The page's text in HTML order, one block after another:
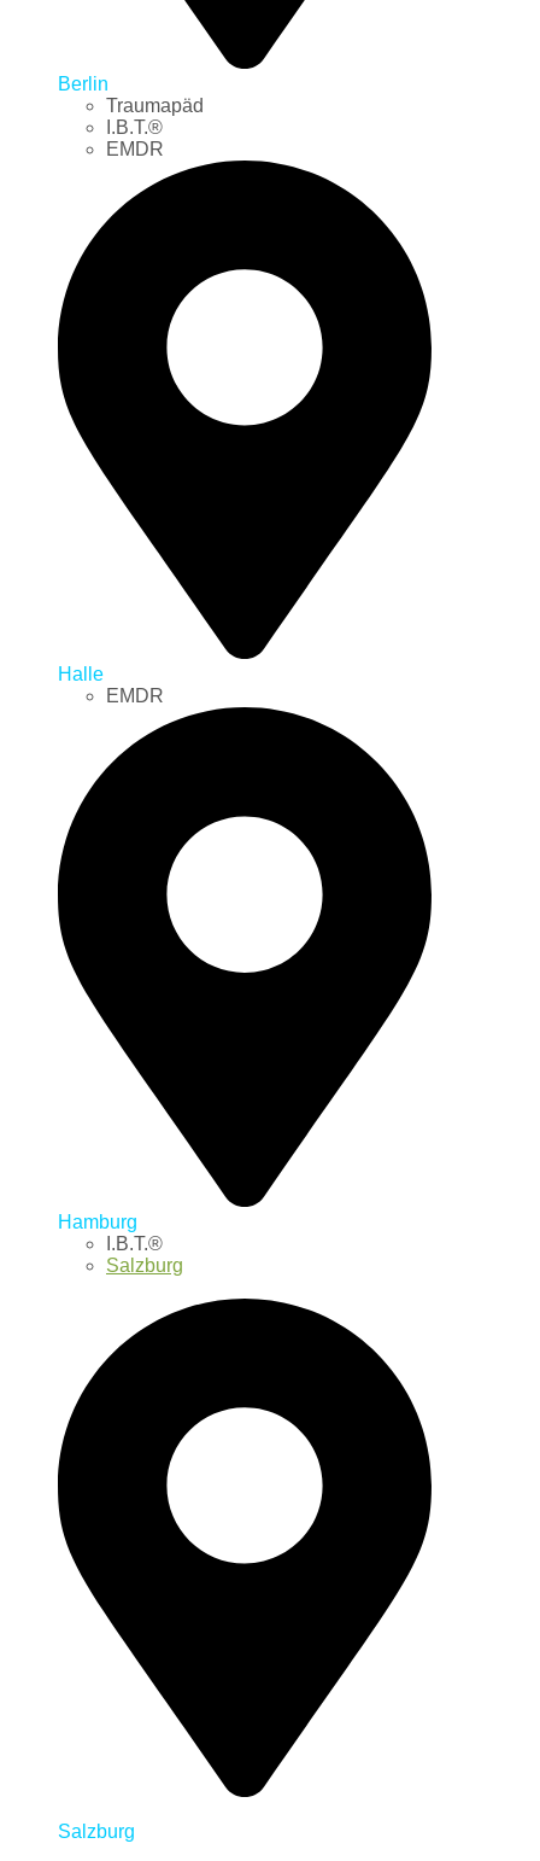
Berlin
Traumapäd
I.B.T.®
EMDR
Halle
EMDR
Hamburg
I.B.T.®
Salzburg
Salzburg